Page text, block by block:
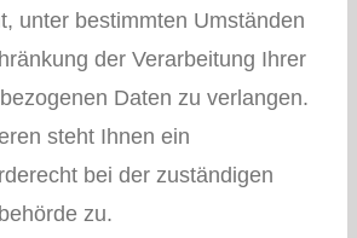
unter bestimmten Umständen
der Verarbeitung Ihrer
Daten zu verlangen.
steht Ihnen ein
bei der zuständigen
zu.